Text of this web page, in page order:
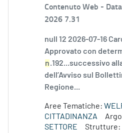
Contenuto Web -
2026 7.31
null 12 2026-07-16
Approvato con
n.192...successivo
dell’Avviso sul
Regione...
Aree Tematiche:
CITTADINANZA
SETTORE
Strutture: